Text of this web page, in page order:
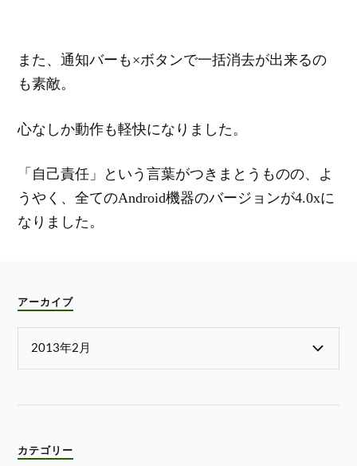
また、通知バーも×ボタンで一括消去が出来るの
も素敵。
心なしか動作も軽快になりました。
「自己責任」という言葉がつきまとうものの、よ
うやく、全てのAndroid機器のバージョンが4.0xに
なりました。
アーカイブ
カテゴリー